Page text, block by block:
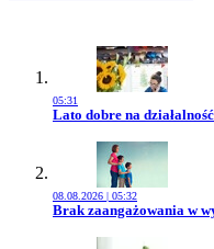
05:31
Przejdź do artykułu:
Lato dobre na
08.08.2026 | 05:32
Przejdź do artykułu:
Brak zaangażowania w